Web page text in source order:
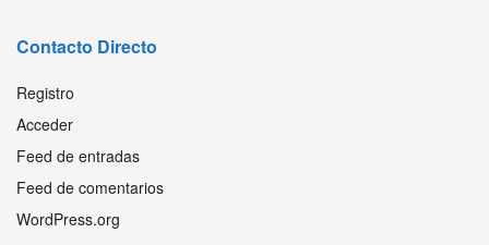
Contacto Directo
Registro
Acceder
Feed de entradas
Feed de comentarios
WordPress.org